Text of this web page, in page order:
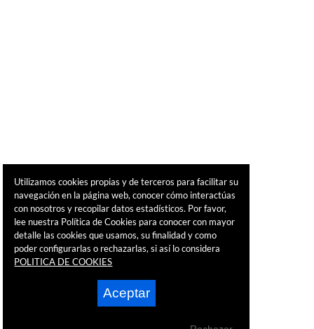
Utilizamos cookies propias y de terceros para facilitar su
navegación en la página web, conocer cómo interactúas
con nosotros y recopilar datos estadísticos. Por favor,
lee nuestra Política de Cookies para conocer con mayor
detalle las cookies que usamos, su finalidad y como
poder configurarlas o rechazarlas, si así lo considera
POLITICA DE COOKIES
Aceptar